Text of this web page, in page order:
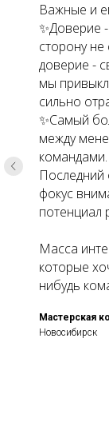
Важные и
✨Доверие
сторону не
доверие -
мы
сильно
✨Самый
между
командами.
Последний
фокус
потенциал
Масса
которые
нибудь
Мастерская
Новосибирск